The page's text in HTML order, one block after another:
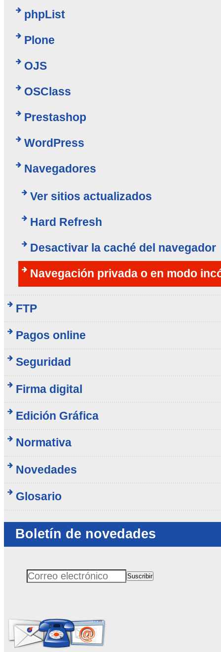
phpList
Plone
OJS
OSClass
Prestashop
WordPress
Navegadores
Ver sitios actualizados
Hard Refresh
Desactivar la caché del navegador
Navegación privada o en modo
FTP
Pagos online
Seguridad
Firma digital
Edición Gráfica
Normativa
Novedades
Glosario
Boletín de novedades
Correo electrónicoSuscribir